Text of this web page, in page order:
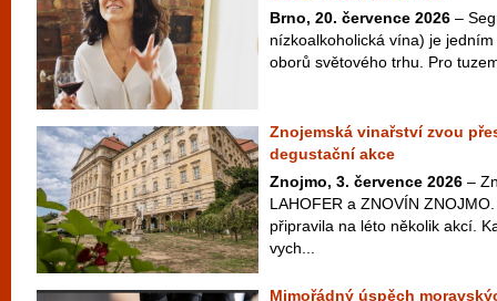
Brno, 20. července 2026 –
nízkoalkoholická vína) je
oborů světového trhu. Pro
Znojemská vinařství zvou
degustační akce
Znojmo, 3. července 2026 –
LAHOFER a ZNOVÍN
připravila na léto několik akcí.
vych...
Mimořádný úspěch